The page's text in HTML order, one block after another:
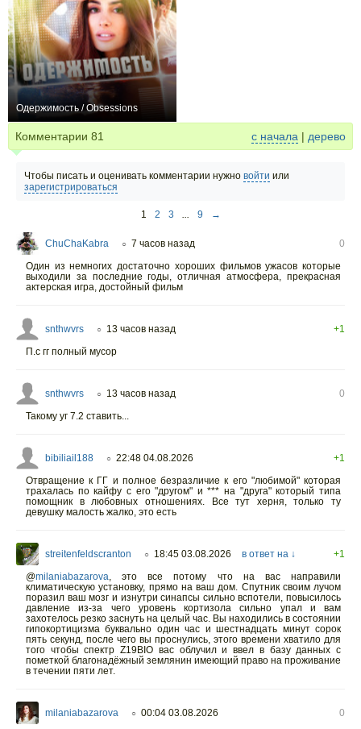
Одержимость / Obsessions
Комментарии 81 с начала | дерево
Чтобы писать и оценивать комментарии нужно войти или
зарегистрироваться
1 2 3 ... 9 →
ChuChaKabra ○ 7 часов назад
0
Один из немногих достаточно хороших фильмов ужасов которые
выходили за последние годы, отличная атмосфера, прекрасная
актерская игра, достойный фильм
snthwvrs ○ 13 часов назад
+1
П.с гг полный мусор
snthwvrs ○ 13 часов назад
0
Такому уг 7.2 ставить...
bibiliail188 ○ 22:48 04.08.2026
+1
Отвращение к ГГ и полное безразличие к его "любимой" которая
трахалась по кайфу с его "другом" и *** на "друга" который типа
помощник в любовных отношениях. Все тут херня, только ту
девушку малость жалко, это есть
streitenfeldscranton ○ 18:45 03.08.2026 в ответ на ↓
+1
@milaniabazarova, это все потому что на вас направили
климатическую установку, прямо на ваш дом. Спутник своим лучом
поразил ваш мозг и изнутри синапсы сильно вспотели, повысилось
давление из-за чего уровень кортизола сильно упал и вам
захотелось резко заснуть на целый час. Вы находились в состоянии
гипокортицизма буквально один час и шестнадцать минут сорок
пять секунд, после чего вы проснулись, этого времени хватило для
того чтобы спектр Z19BIO вас облучил и ввел в базу данных с
пометкой благонадёжный землянин имеющий право на проживание
в течении пяти лет.
milaniabazarova ○ 00:04 03.08.2026
0